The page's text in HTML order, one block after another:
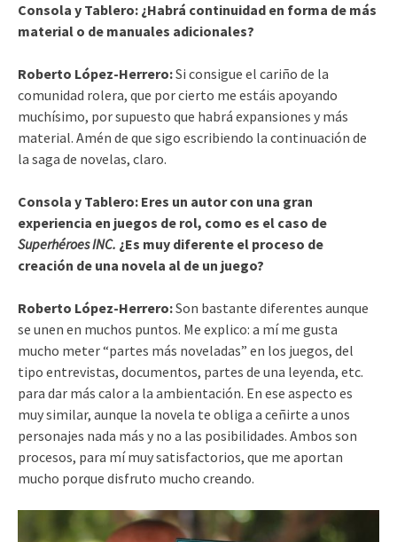
Consola y Tablero: ¿Habrá continuidad en forma de más
material o de manuales adicionales?
Roberto López-Herrero:Si consigue el cariño de la
comunidad rolera, que por cierto me estáis apoyando
muchísimo, por supuesto que habrá expansiones y más
material. Amén de que sigo escribiendo la continuación de
la saga de novelas, claro.
Consola y Tablero: Eres un autor con una gran
experiencia en juegos de rol, como es el caso de
Superhéroes INC. ¿Es muy diferente el proceso de
creación de una novela al de un juego?
Roberto López-Herrero:Son bastante diferentes aunque
se unen en muchos puntos. Me explico: a mí me gusta
mucho meter “partes más noveladas” en los juegos, del
tipo entrevistas, documentos, partes de una leyenda, etc.
para dar más calor a la ambientación. En ese aspecto es
muy similar, aunque la novela te obliga a ceñirte a unos
personajes nada más y no a las posibilidades. Ambos son
procesos, para mí muy satisfactorios, que me aportan
mucho porque disfruto mucho creando.